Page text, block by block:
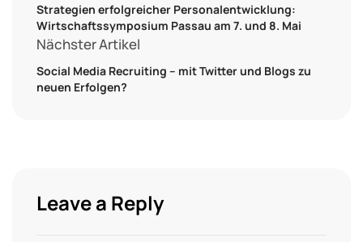
Strategien erfolgreicher Personalentwicklung:
Wirtschaftssymposium Passau am 7. und 8. Mai
Nächster Artikel
Social Media Recruiting – mit Twitter und Blogs zu
neuen Erfolgen?
Leave a Reply